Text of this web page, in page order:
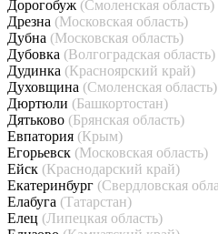
Дорогобуж (Смоленская область)
Дрезна (Московская область)
Дубна (Московская область)
Дубовка (Волгоградская область)
Дудинка (Красноярский край)
Духовщина (Смоленская область)
Дюртюли (Башкортостан)
Дятьково (Брянская область)
Евпатория (Крым)
Егорьевск (Московская область)
Ейск (Краснодарский край)
Екатеринбург (Свердловская
Елабуга (Татарстан)
Елец (Липецкая область)